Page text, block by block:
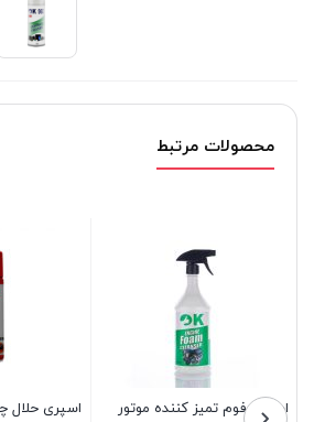
محصولات مرتبط
اسپری فوم تمیز کننده موتور